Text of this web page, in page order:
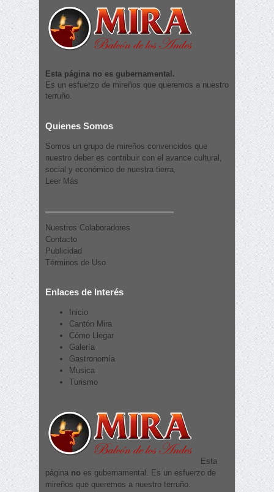
Esta página no es gubernamental.
Es un esfuerzo de mireños que queremos a nuestro
terruño.
Quienes Somos
Somos un grupo de mireños convencidos que
nuestro deber es contribuir con el avance cultural,
social y económico de nuestra tierra.
Leer Más
Nuestros Colaboradores
Contacto
Publicidad
Términos de Uso
Enlaces de Interés
Inicio
Cantón Mira
Cómo Llegar
Galería
Gastronomía
Musica
Turismo
Esta
página no es gubernamental. Es un esfuerzo de
mireños que queremos a nuestro terruño.